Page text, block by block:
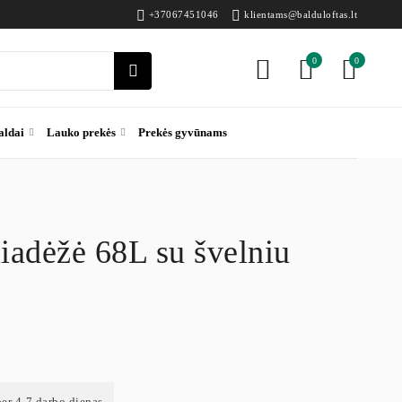
+37067451046 klientams@balduloftas.lt
0
0
Lauko prekės Prekės gyvūnams
68L su švelniu